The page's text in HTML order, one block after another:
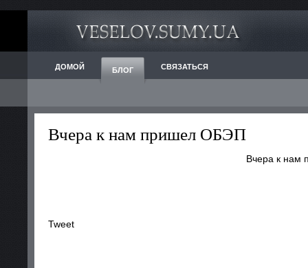
ДОМОЙ БЛОГ СВЯЗАТЬСЯ
Вчера к нам пришел ОБЭП
Вчера к
Tweet